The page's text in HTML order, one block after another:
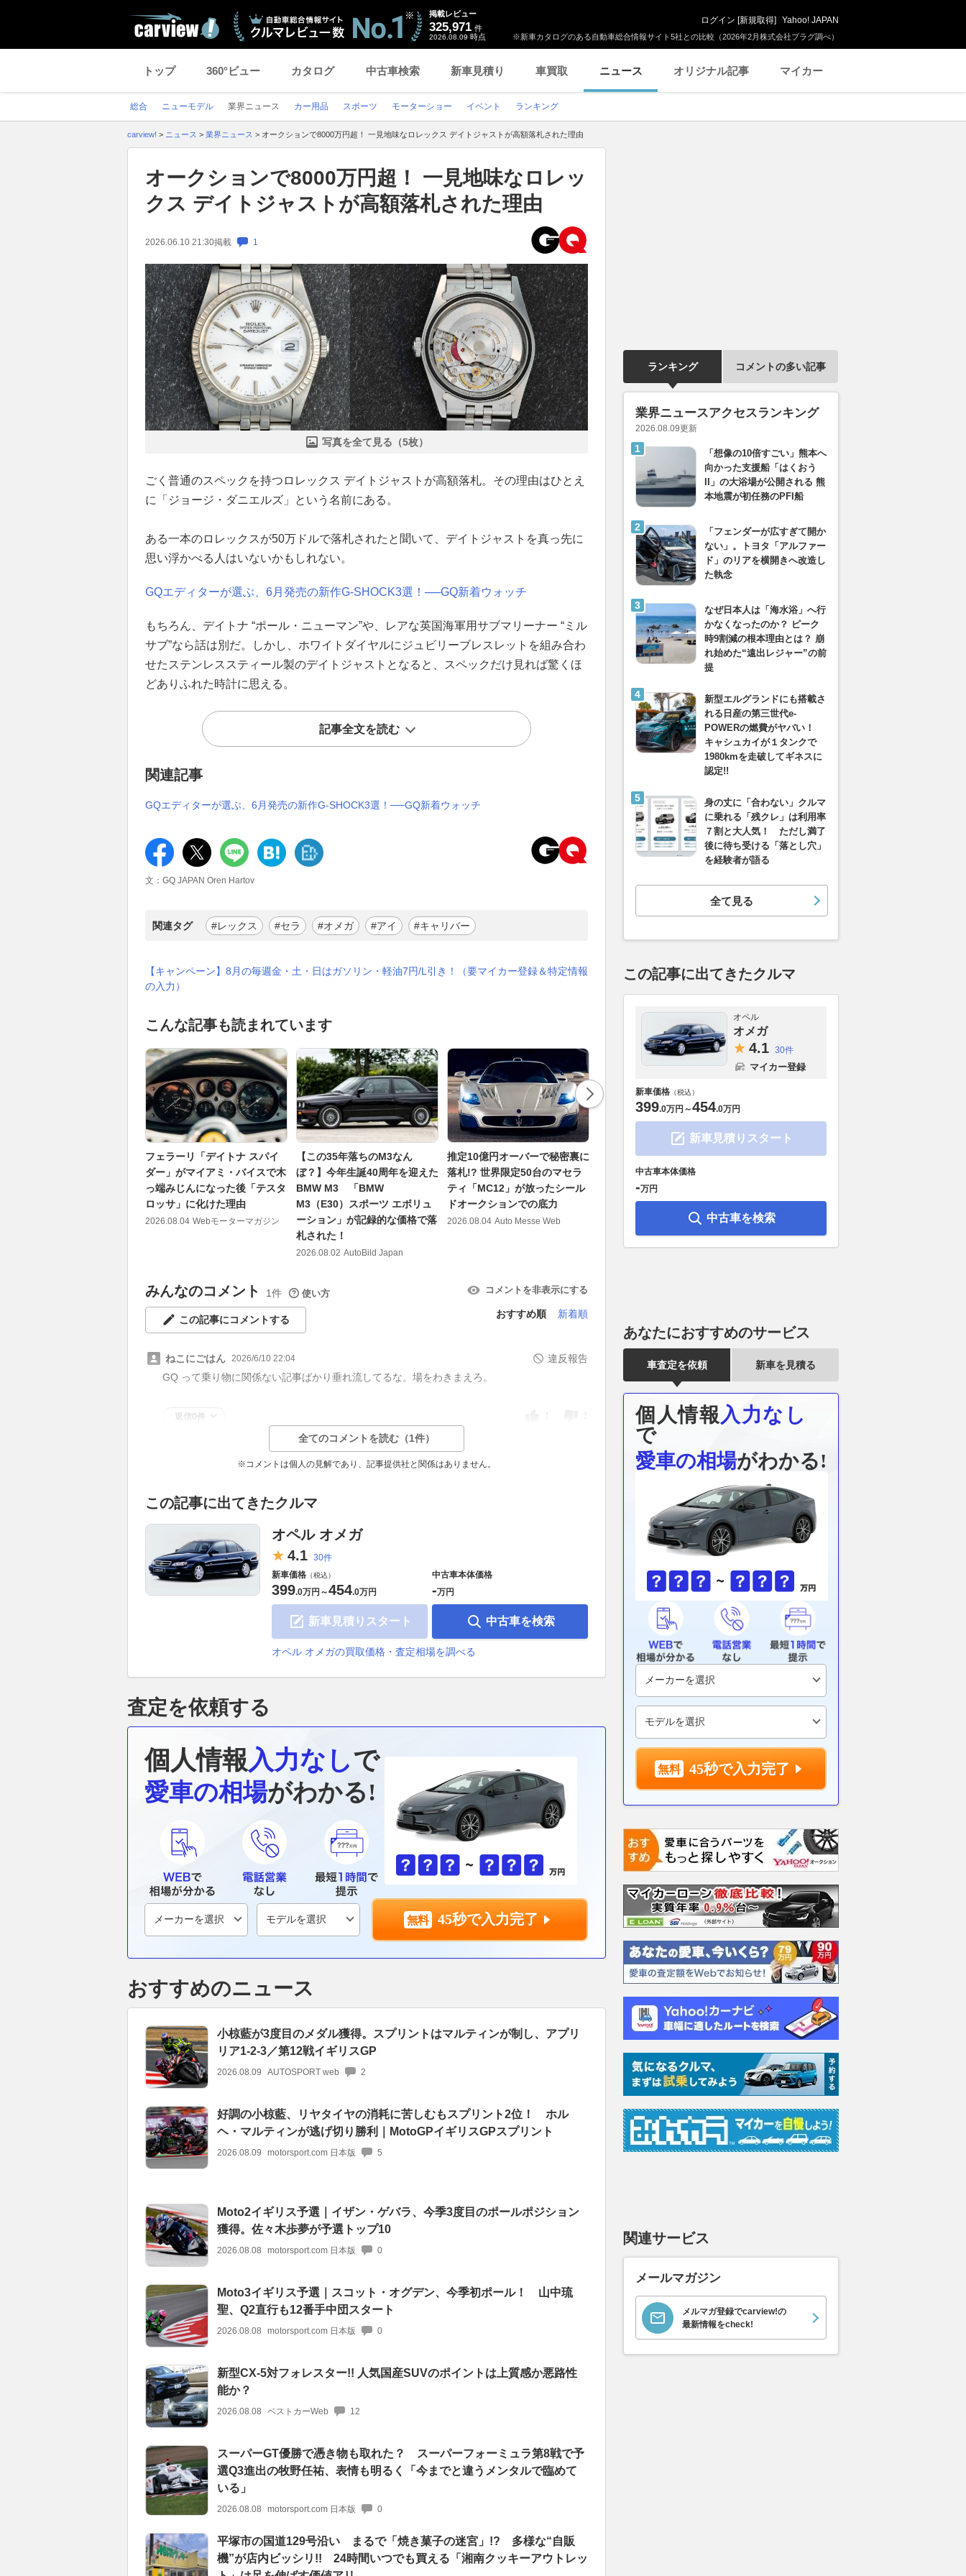
※新車カタログのある自動車総合情報サイト5社との比較（2026年2月株式会社プラグ調べ）
掲載レビュー
325,971 件
2026.08.09 時点
ログイン [新規取得] Yahoo! JAPAN
トップ 360°ビュー カタログ 中古車検索 新車見積り 車買取 ニュース オリジナル記事 マイカー
総合 ニューモデル 業界ニュース カー用品 スポーツ モーターショー イベント ランキング
carview! > ニュース > 業界ニュース > オークションで8000万円超！ 一見地味なロレックス デイトジャストが高額落札された理由
オークションで8000万円超！ 一見地味なロレッ
クス デイトジャストが高額落札された理由
2026.06.10 21:30掲載 1
写真を全て見る（5枚）
ごく普通のスペックを持つロレックス デイトジャストが高額落札。その理由はひとえ
に「ジョージ・ダニエルズ」という名前にある。
ある一本のロレックスが50万ドルで落札されたと聞いて、デイトジャストを真っ先に
思い浮かべる人はいないかもしれない。
GQエディターが選ぶ、6月発売の新作G-SHOCK3選！──GQ新着ウォッチ
もちろん、デイトナ “ポール・ニューマン”や、レアな英国海軍用サブマリーナー “ミル
サブ”なら話は別だ。しかし、ホワイトダイヤルにジュビリーブレスレットを組み合わ
せたステンレススティール製のデイトジャストとなると、スペックだけ見れば驚くほ
どありふれた時計に思える。
記事全文を読む
関連記事
GQエディターが選ぶ、6月発売の新作G-SHOCK3選！──GQ新着ウォッチ
文：GQ JAPAN Oren Hartov
関連タグ #レックス #セラ #オメガ #アイ #キャリバー
【キャンペーン】8月の毎週金・土・日はガソリン・軽油7円/L引き！（要マイカー登録＆特定情報
の入力）
こんな記事も読まれています
フェラーリ「デイトナ スパイ
ダー」がマイアミ・バイスで木
っ端みじんになった後「テスタ
ロッサ」に化けた理由
2026.08.04 Webモーターマガジン
【この35年落ちのM3なん
ぼ？】今年生誕40周年を迎えた
BMW M3 「BMW
M3（E30）スポーツ エボリュ
ーション」が記録的な価格で落
札された！
2026.08.02 AutoBild Japan
推定10億円オーバーで秘密裏に
落札!? 世界限定50台のマセラ
ティ「MC12」が放ったシール
ドオークションでの底力
2026.08.04 Auto Messe Web
わずか18台という歴史的価値と
3オーナーに止まった由緒正し
い経歴の欧州仕様正規フェラー
リ「365GTS/4 デイトナ・スパ
イダー」の圧倒的価値
2026.08.05 Auto Messe Web
限定色のR34型「V-Spec II
3830万円の値を付けイタリア
で落札
2026.08.03 Auto Messe Web
みんなのコメント 1件 使い方 コメントを非表示にする
この記事にコメントする
おすすめ順 新着順
ねこにごはん 2026/6/10 22:04
違反報告
GQ って乗り物に関係ない記事ばかり垂れ流してるな。場をわきまえろ。
返信0件 1 1
全てのコメントを読む（1件）
※コメントは個人の見解であり、記事提供社と関係はありません。
この記事に出てきたクルマ
オペル オメガ
4.1 30件
新車価格 （税込）
399.0万円 ～454.0万円
新車見積りスタート
中古車本体価格
-万円
中古車を検索
オペル オメガの買取価格・査定相場を調べる
査定を依頼する
個人情報入力なしで
愛車の相場がわかる!
45秒で入力完了
おすすめのニュース
小椋藍が3度目のメダル獲得。スプリントはマルティンが制し、アプリ
リア1-2-3／第12戦イギリスGP
2026.08.09 AUTOSPORT web 2
好調の小椋藍、リヤタイヤの消耗に苦しむもスプリント2位！ ホル
ヘ・マルティンが逃げ切り勝利｜MotoGPイギリスGPスプリント
2026.08.09 motorsport.com 日本版 5
Moto2イギリス予選｜イザン・ゲバラ、今季3度目のポールポジション
獲得。佐々木歩夢が予選トップ10
2026.08.08 motorsport.com 日本版 0
Moto3イギリス予選｜スコット・オグデン、今季初ポール！ 山中琉
聖、Q2直行も12番手中団スタート
2026.08.08 motorsport.com 日本版 0
新型CX-5対フォレスター!! 人気国産SUVのポイントは上質感か悪路性
能か？
2026.08.08 ベストカーWeb 12
スーパーGT優勝で憑き物も取れた？ スーパーフォーミュラ第8戦で予
選Q3進出の牧野任祐、表情も明るく「今までと違うメンタルで臨めて
いる」
2026.08.08 motorsport.com 日本版 0
平塚市の国道129号沿い まるで「焼き菓子の迷宮」!? 多様な“自販
機”が店内ビッシリ!! 24時間いつでも買える「湘南クッキーアウトレッ
ランキング コメントの多い記事
業界ニュースアクセスランキング
2026.08.09更新
「想像の10倍すごい」熊本へ
向かった支援船「はくおう
II」の大浴場が公開される 熊
本地震が初任務のPFI船
「フェンダーが広すぎて開か
ない」。トヨタ「アルファー
ド」のリアを横開きへ改造し
た執念
なぜ日本人は「海水浴」へ行
かなくなったのか？ ピーク
時9割減の根本理由とは？ 崩
れ始めた“遠出レジャー”の前
提
新型エルグランドにも搭載さ
れる日産の第三世代e-
POWERの燃費がヤバい！
キャシュカイが１タンクで
1980kmを走破してギネスに
認定!!
身の丈に「合わない」クルマ
に乗れる「残クレ」は利用率
７割と大人気！ ただし満了
後に待ち受ける「落とし穴」
を経験者が語る
全て見る
この記事に出てきたクルマ
オペル
オメガ
4.1 30件
マイカー登録
新車価格 （税込）
399.0万円 ～454.0万円
新車見積りスタート
中古車本体価格
-万円
中古車を検索
あなたにおすすめのサービス
車査定を依頼 新車を見積る
個人情報 入力なし
で
愛車の相場がわかる!
45秒で入力完了
関連サービス
メールマガジン
メルマガ登録でcarview!の
最新情報をcheck!